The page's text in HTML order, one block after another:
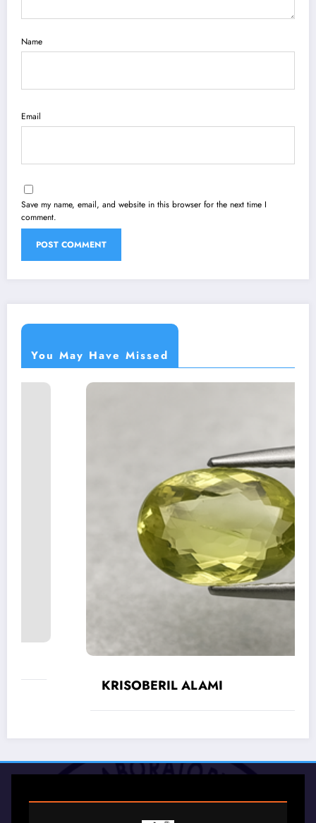
Name
Email
Save my name, email, and website in this browser for the next time I
comment.
You May Have Missed
KRISOBERIL ALAMI